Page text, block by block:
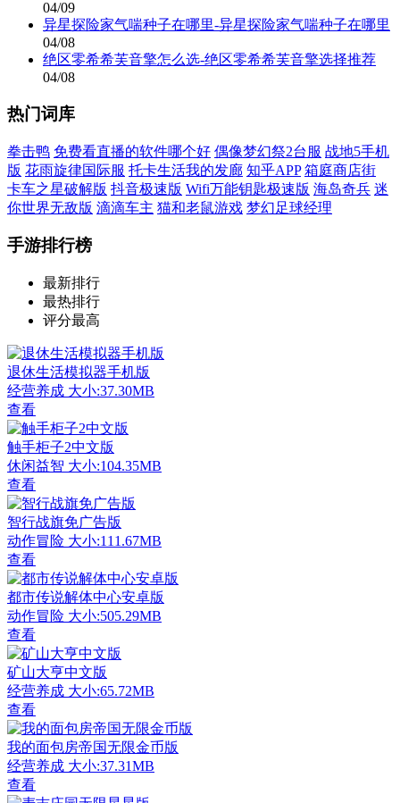
04/09
异星探险家气喘种子在哪里-异星探险家气喘种子在哪里
04/08
绝区零希希芙音擎怎么选-绝区零希希芙音擎选择推荐
04/08
热门词库
拳击鸭 免费看直播的软件哪个好 偶像梦幻祭2台服 战地5手机
版 花雨旋律国际服 托卡生活我的发廊 知乎APP 箱庭商店街
卡车之星破解版 抖音极速版 Wifi万能钥匙极速版 海岛奇兵 迷
你世界无敌版 滴滴车主 猫和老鼠游戏 梦幻足球经理
手游排行榜
最新排行
最热排行
评分最高
退休生活模拟器手机版
经营养成 大小:37.30MB
查看
触手柜子2中文版
休闲益智 大小:104.35MB
查看
智行战旗免广告版
动作冒险 大小:111.67MB
查看
都市传说解体中心安卓版
动作冒险 大小:505.29MB
查看
矿山大亨中文版
经营养成 大小:65.72MB
查看
我的面包房帝国无限金币版
经营养成 大小:37.31MB
查看